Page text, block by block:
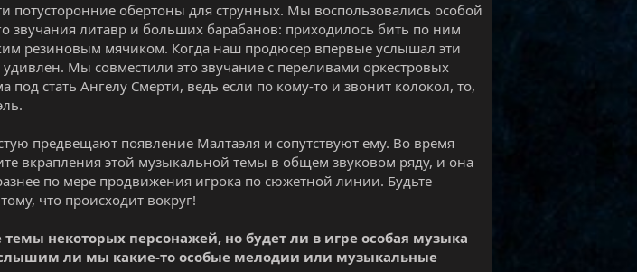
потусторонние обертоны для струнных. Мы воспользовались особой
звучания литавр и больших барабанов: приходилось бить по ним
резиновым мячиком. Когда наш продюсер впервые услышал эти
Мы совместили это звучание с переливами оркестровых
под стать Ангелу Смерти, ведь если по кому-то и звонит колокол, то,
предвещают появление Малтаэля и сопутствуют ему. Во время
вкрапления этой музыкальной темы в общем звуковом ряду, и она
по мере продвижения игрока по сюжетной линии. Будьте
что происходит вокруг!
некоторых персонажей, но будет ли в игре особая музыка
ли мы какие-то особые мелодии или музыкальные